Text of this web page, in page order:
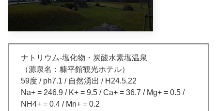
ナトリウム-塩化物・炭酸水素塩温泉
（源泉名：糠平館観光ホテル）
59度 / ph7.1 / 自然湧出 / H24.5.22
Na+ = 246.9 / K+ = 9.5 / Ca+ = 36.7 / Mg+ = 0.5 /
NH4+ = 0.4 / Mn+ = 0.2